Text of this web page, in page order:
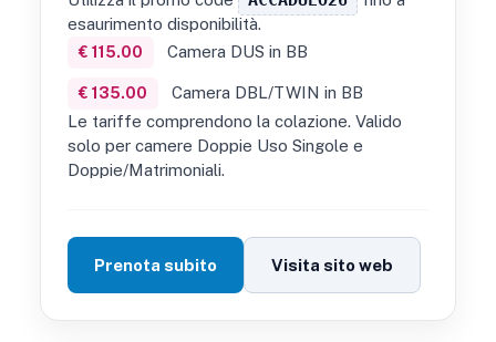
esaurimento disponibilità.
€ 115.00 Camera DUS in BB
€ 135.00
Camera DBL/TWIN in BB
Le tariffe comprendono la colazione. Valido
solo per camere Doppie Uso Singole e
Doppie/Matrimoniali.
Prenota subito Visita sito web